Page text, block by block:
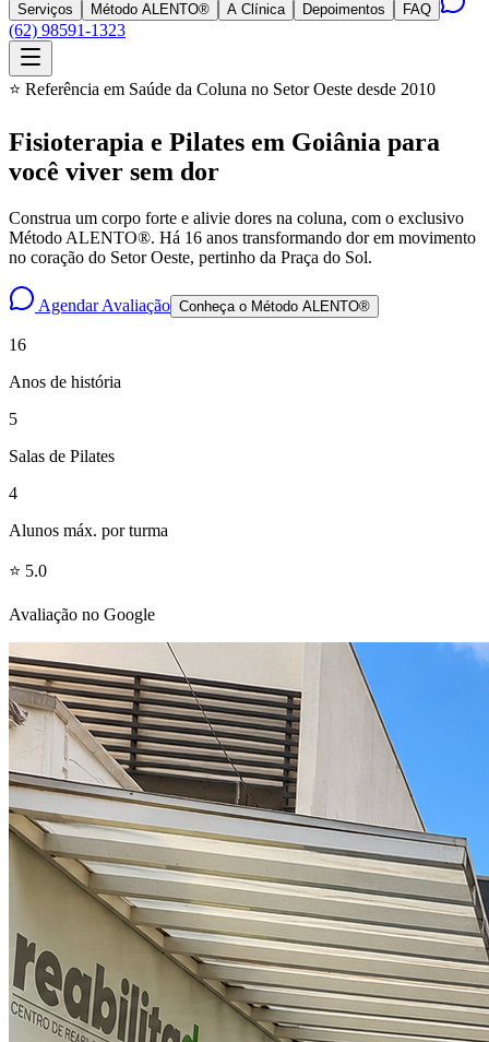
Serviços Método ALENTO® A Clínica Depoimentos FAQ
(62) 98591-1323
⭐ Referência em Saúde da Coluna no Setor Oeste desde 2010
Fisioterapia e Pilates em Goiânia para
você viver sem dor
Construa um corpo forte e alivie dores na coluna, com o exclusivo
Método ALENTO®. Há 16 anos transformando dor em movimento
no coração do Setor Oeste, pertinho da Praça do Sol.
Agendar Avaliação Conheça o Método ALENTO®
16
Anos de história
5
Salas de Pilates
4
Alunos máx. por turma
⭐ 5.0
Avaliação no Google